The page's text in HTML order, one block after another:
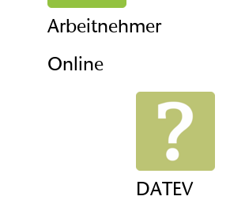
Arbeitnehmer
Online
DATEV